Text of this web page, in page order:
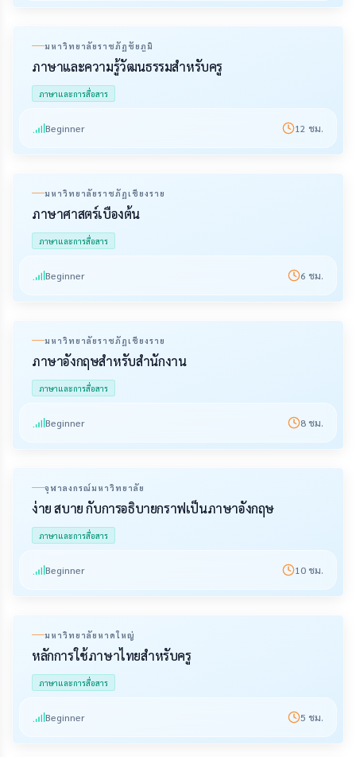
มหาวิทยาลัยราชภัฏชัยภูมิ
ภาษาและความรู้วัฒนธรรมสำหรับครู
ภาษาและการสื่อสาร
Beginner 12 ชม.
มหาวิทยาลัยราชภัฏเชียงราย
ภาษาศาสตร์เบื้องต้น
ภาษาและการสื่อสาร
Beginner 6 ชม.
มหาวิทยาลัยราชภัฏเชียงราย
ภาษาอังกฤษสำหรับสำนักงาน
ภาษาและการสื่อสาร
Beginner 8 ชม.
จุฬาลงกรณ์มหาวิทยาลัย
ง่าย สบาย กับการอธิบายกราฟเป็นภาษาอังกฤษ
ภาษาและการสื่อสาร
Beginner 10 ชม.
มหาวิทยาลัยหาดใหญ่
หลักการใช้ภาษาไทยสำหรับครู
ภาษาและการสื่อสาร
Beginner 5 ชม.